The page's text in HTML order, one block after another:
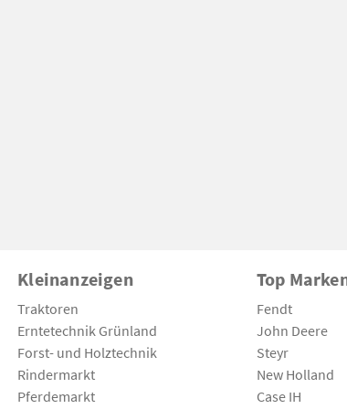
Kleinanzeigen
Traktoren
Erntetechnik Grünland
Forst- und Holztechnik
Rindermarkt
Pferdemarkt
Top
Fendt
John Deere
Steyr
New Holland
Case IH